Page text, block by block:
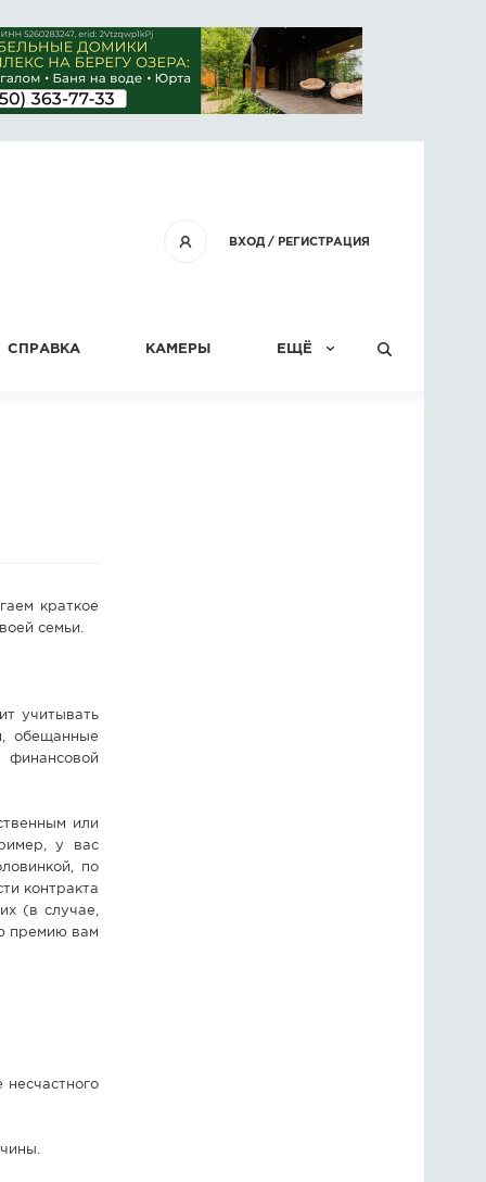
ВХОД/ РЕГИСТРАЦИЯ
СПРАВКА КАМЕРЫ ЕЩЁ
краткое
семьи.
учитывать
обещанные
или
у вас
по
контракта
(в случае,
премию вам